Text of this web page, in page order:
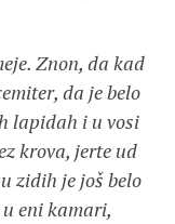
Znon, da kad
da je belo
lapidah i u vosi
krova, jerte ud
zidih je još belo
eni kamari,